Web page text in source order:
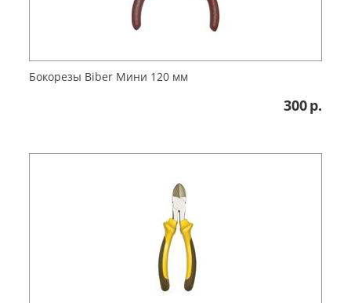
Бокорезы Biber Мини 120 мм
300р.